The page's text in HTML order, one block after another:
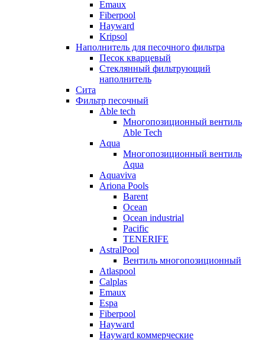
Emaux
Fiberpool
Hayward
Kripsol
Наполнитель для песочного фильтра
Песок кварцевый
Стеклянный фильтрующий
наполнитель
Сита
Фильтр песочный
Able tech
Многопозиционный вентиль
Able Tech
Aqua
Многопозиционный вентиль
Aqua
Aquaviva
Ariona Pools
Barent
Ocean
Ocean industrial
Pacific
TENERIFE
AstralPool
Вентиль многопозиционный
Atlaspool
Calplas
Emaux
Espa
Fiberpool
Hayward
Hayward коммерческие